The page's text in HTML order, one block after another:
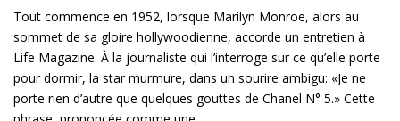
Tout commence en 1952, lorsque Marilyn Monroe, alors au
sommet de sa gloire hollywoodienne, accorde un entretien à
Life Magazine. À la journaliste qui l’interroge sur ce qu’elle porte
pour dormir, la star murmure, dans un sourire ambigu: «Je ne
porte rien d’autre que quelques gouttes de Chanel N° 5.» Cette